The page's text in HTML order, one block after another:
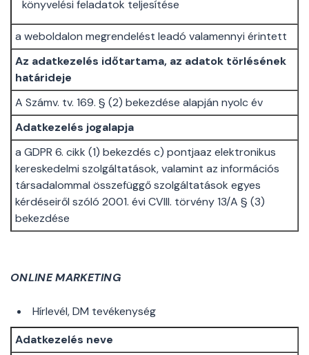
könyvelési feladatok teljesítése
a weboldalon megrendelést leadó valamennyi érintett
Az adatkezelés időtartama, az adatok törlésének
határideje
A Számv. tv. 169. § (2) bekezdése alapján nyolc év
Adatkezelés jogalapja
a GDPR 6. cikk (1) bekezdés c) pontjaaz elektronikus
kereskedelmi szolgáltatások, valamint az információs
társadalommal összefüggő szolgáltatások egyes
kérdéseiről szóló 2001. évi CVIII. törvény 13/A § (3)
bekezdése
ONLINE MARKETING
Hírlevél, DM tevékenység
Adatkezelés neve